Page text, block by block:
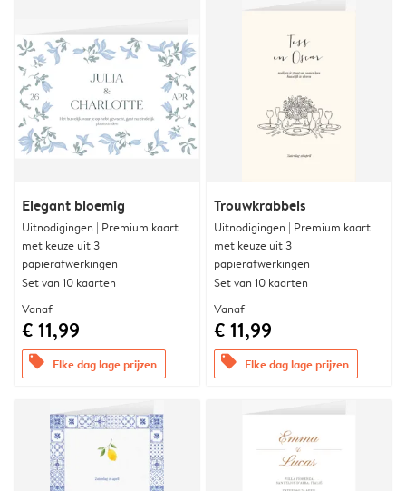
Elegant bloemig
Uitnodigingen | Premium kaart
met keuze uit 3
papierafwerkingen
Set van 10 kaarten
Vanaf
€ 11,99
offers Elke dag lage prijzen
Trouwkrabbels
Uitnodigingen | Premium kaart
met keuze uit 3
papierafwerkingen
Set van 10 kaarten
Vanaf
€ 11,99
offers Elke dag lage prijzen